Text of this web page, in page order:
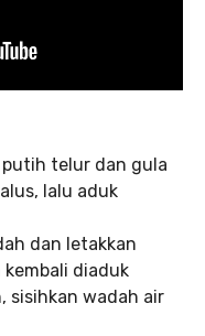
putih telur dan gula
lalu aduk
dan letakkan
diaduk
sisihkan wadah air